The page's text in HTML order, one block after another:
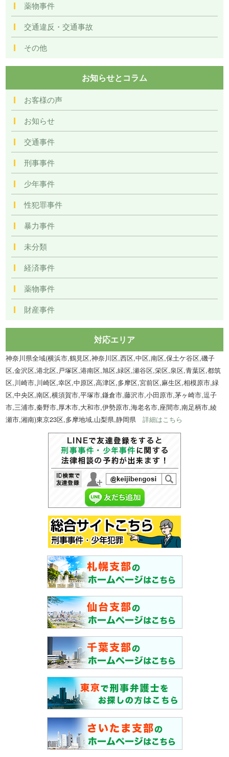
薬物事件
交通違反・交通事故
その他
お知らせとコラム
お客様の声
お知らせ
交通事件
刑事事件
少年事件
性犯罪事件
暴力事件
未分類
経済事件
薬物事件
財産事件
対応エリア
神奈川県全域(横浜市,鶴見区,神奈川区,西区,中区,南区,保土ケ谷区,磯子
区,金沢区,港北区,戸塚区,港南区,旭区,緑区,瀬谷区,栄区,泉区,青葉区,都筑
区,川崎市,川崎区,幸区,中原区,高津区,多摩区,宮前区,麻生区,相模原市,緑
区,中央区,南区,横須賀市,平塚市,鎌倉市,藤沢市,小田原市,茅ヶ崎市,逗子
市,三浦市,秦野市,厚木市,大和市,伊勢原市,海老名市,座間市,南足柄市,綾
瀬市,湘南)東京23区,多摩地域,山梨県,静岡県詳細はこちら